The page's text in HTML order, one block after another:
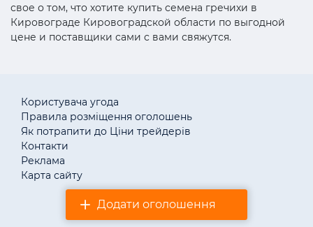
свое о том, что хотите купить семена гречихи в
Кировограде Кировоградской области по выгодной
цене и поставщики сами с вами свяжутся.
Додати оголошення
Користувача угода
Правила розміщення оголошень
Як потрапити до Ціни трейдерів
Контакти
Реклама
Карта сайту
© «АгротендерTM» 2011–2026